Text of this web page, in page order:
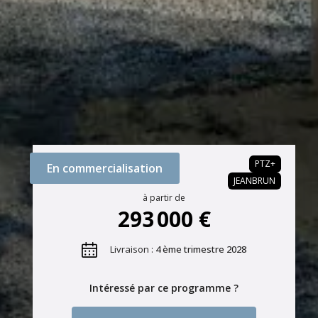
PTZ+
JEANBRUN
En commercialisation
à partir de
293 000 €
Livraison : 4 ème trimestre 2028
Intéressé par ce programme ?